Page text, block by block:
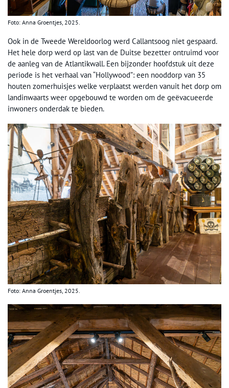
Foto: Anna Groentjes, 2025.
Ook in de Tweede Wereldoorlog werd Callantsoog niet gespaard.
Het hele dorp werd op last van de Duitse bezetter ontruimd voor
de aanleg van de Atlantikwall. Een bijzonder hoofdstuk uit deze
periode is het verhaal van “Hollywood”: een nooddorp van 35
houten zomerhuisjes welke verplaatst werden vanuit het dorp om
landinwaarts weer opgebouwd te worden om de geëvacueerde
inwoners onderdak te bieden.
Foto: Anna Groentjes, 2025.